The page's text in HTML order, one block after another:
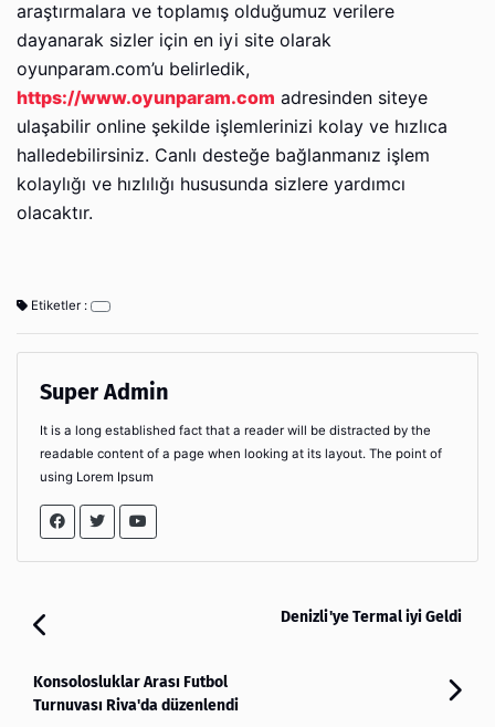
araştırmalara ve toplamış olduğumuz verilere
dayanarak sizler için en iyi site olarak
oyunparam.com’u belirledik,
https://www.oyunparam.com adresinden siteye
ulaşabilir online şekilde işlemlerinizi kolay ve hızlıca
halledebilirsiniz. Canlı desteğe bağlanmanız işlem
kolaylığı ve hızlılığı hususunda sizlere yardımcı
olacaktır.
Etiketler :
Super Admin
It is a long established fact that a reader will be distracted by the
readable content of a page when looking at its layout. The point of
using Lorem Ipsum
Denizli'ye Termal iyi Geldi
Konsolosluklar Arası Futbol
Turnuvası Riva'da düzenlendi